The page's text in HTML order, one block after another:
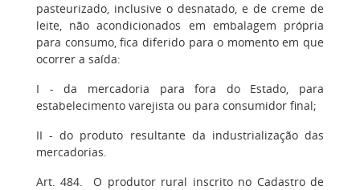
pasteurizado, inclusive o desnatado, e de creme de
leite, não acondicionados em embalagem própria
para consumo, fica diferido para o momento em que
ocorrer a saída:
I - da mercadoria para fora do Estado, para
estabelecimento varejista ou para consumidor final;
II - do produto resultante da industrialização das
mercadorias.
Art. 484. O produtor rural inscrito no Cadastro de